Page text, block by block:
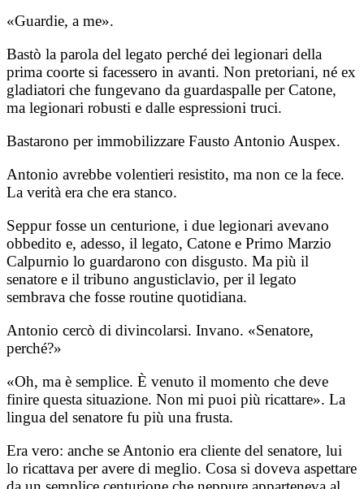
«Guardie, a me».
Bastò la parola del legato perché dei legionari della
prima coorte si facessero in avanti. Non pretoriani, né ex
gladiatori che fungevano da guardaspalle per Catone,
ma legionari robusti e dalle espressioni truci.
Bastarono per immobilizzare Fausto Antonio Auspex.
Antonio avrebbe volentieri resistito, ma non ce la fece.
La verità era che era stanco.
Seppur fosse un centurione, i due legionari avevano
obbedito e, adesso, il legato, Catone e Primo Marzio
Calpurnio lo guardarono con disgusto. Ma più il
senatore e il tribuno angusticlavio, per il legato
sembrava che fosse routine quotidiana.
Antonio cercò di divincolarsi. Invano. «Senatore,
perché?»
«Oh, ma è semplice. È venuto il momento che deve
finire questa situazione. Non mi puoi più ricattare». La
lingua del senatore fu più una frusta.
Era vero: anche se Antonio era cliente del senatore, lui
lo ricattava per avere di meglio. Cosa si doveva aspettare